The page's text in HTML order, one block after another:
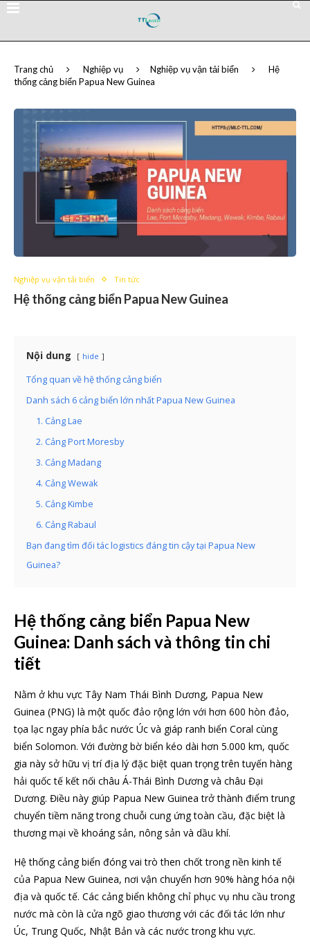
Trang chủ Nghiệp vụ Nghiệp vụ vận tải biển
Hệ
thống cảng biển Papua New Guinea
Nghiệp vụ vận tải biển Tin tức
Hệ thống cảng biển Papua New Guinea
Nội dung hide
Tổng quan về hệ thống cảng biển
Danh sách 6 cảng biển lớn nhất Papua New Guinea
1. Cảng Lae
2. Cảng Port Moresby
3. Cảng Madang
4. Cảng Wewak
5. Cảng Kimbe
6. Cảng Rabaul
Bạn đang tìm đối tác logistics đáng tin cậy tại Papua New
Guinea?
Hệ thống cảng biển Papua New
Guinea: Danh sách và thông tin chi
tiết
Nằm ở khu vực Tây Nam Thái Bình Dương, Papua New
Guinea (PNG) là một quốc đảo rộng lớn với hơn 600 hòn đảo,
tọa lạc ngay phía bắc nước Úc và giáp ranh biển Coral cùng
biển Solomon. Với đường bờ biển kéo dài hơn 5.000 km, quốc
gia này sở hữu vị trí địa lý đặc biệt quan trọng trên tuyến hàng
hải quốc tế kết nối châu Á-Thái Bình Dương và châu Đại
Dương. Điều này giúp Papua New Guinea trở thành điểm trung
chuyển tiềm năng trong chuỗi cung ứng toàn cầu, đặc biệt là
thương mại về khoáng sản, nông sản và dầu khí.
Hệ thống cảng biển đóng vai trò then chốt trong nền kinh tế
của Papua New Guinea, nơi vận chuyển hơn 90% hàng hóa nội
địa và quốc tế. Các cảng biển không chỉ phục vụ nhu cầu trong
nước mà còn là cửa ngõ giao thương với các đối tác lớn như
Úc, Trung Quốc, Nhật Bản và các nước trong khu vực.